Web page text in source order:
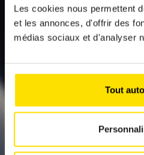
Les cookies nous permettent
et les annonces, d'offrir des
médias sociaux et d'analyser
Tout
ECO-
UNSERE
ZU